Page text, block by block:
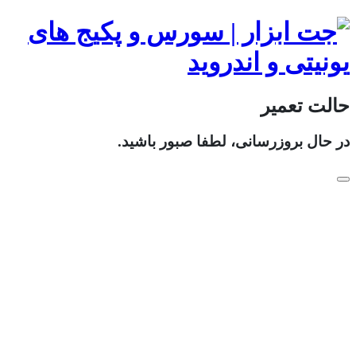
حالت تعمیر
در حال بروزرسانی، لطفا صبور باشید.